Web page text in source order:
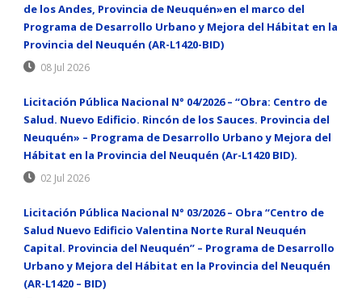
de los Andes, Provincia de Neuquén»en el marco del
Programa de Desarrollo Urbano y Mejora del Hábitat en la
Provincia del Neuquén (AR-L1420-BID)
08 Jul 2026
Licitación Pública Nacional N° 04/2026 – “Obra: Centro de
Salud. Nuevo Edificio. Rincón de los Sauces. Provincia del
Neuquén» – Programa de Desarrollo Urbano y Mejora del
Hábitat en la Provincia del Neuquén (Ar-L1420 BID).
02 Jul 2026
Licitación Pública Nacional N° 03/2026 – Obra “Centro de
Salud Nuevo Edificio Valentina Norte Rural Neuquén
Capital. Provincia del Neuquén” – Programa de Desarrollo
Urbano y Mejora del Hábitat en la Provincia del Neuquén
(AR-L1420 – BID)